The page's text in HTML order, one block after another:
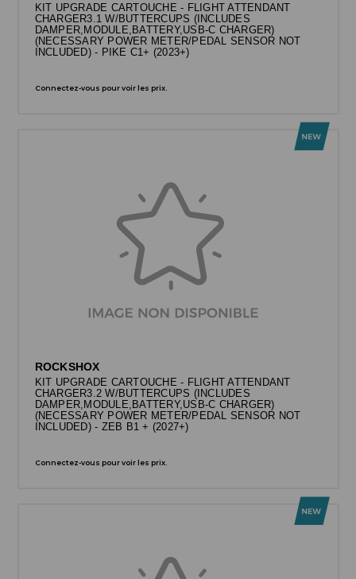
KIT UPGRADE CARTOUCHE - FLIGHT ATTENDANT
CHARGER3.1 W/BUTTERCUPS (INCLUDES
DAMPER,MODULE,BATTERY,USB-C CHARGER)
(NECESSARY POWER METER/PEDAL SENSOR NOT
INCLUDED) - PIKE C1+ (2023+)
Connectez-vous pour voir les prix.
ROCKSHOX
KIT UPGRADE CARTOUCHE - FLIGHT ATTENDANT
CHARGER3.2 W/BUTTERCUPS (INCLUDES
DAMPER,MODULE,BATTERY,USB-C CHARGER)
(NECESSARY POWER METER/PEDAL SENSOR NOT
INCLUDED) - ZEB B1 + (2027+)
Connectez-vous pour voir les prix.